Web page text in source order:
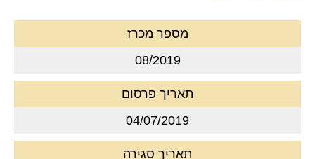
מספר מכרז
08/2019
תאריך פרסום
04/07/2019
תאריך סגירה